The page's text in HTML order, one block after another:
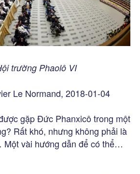
trường Phaolô VI
Le Normand, 2018-01-04
gặp Đức Phanxicô trong một
Rất khó, nhưng không phải là
vài hướng dẫn để có thể…